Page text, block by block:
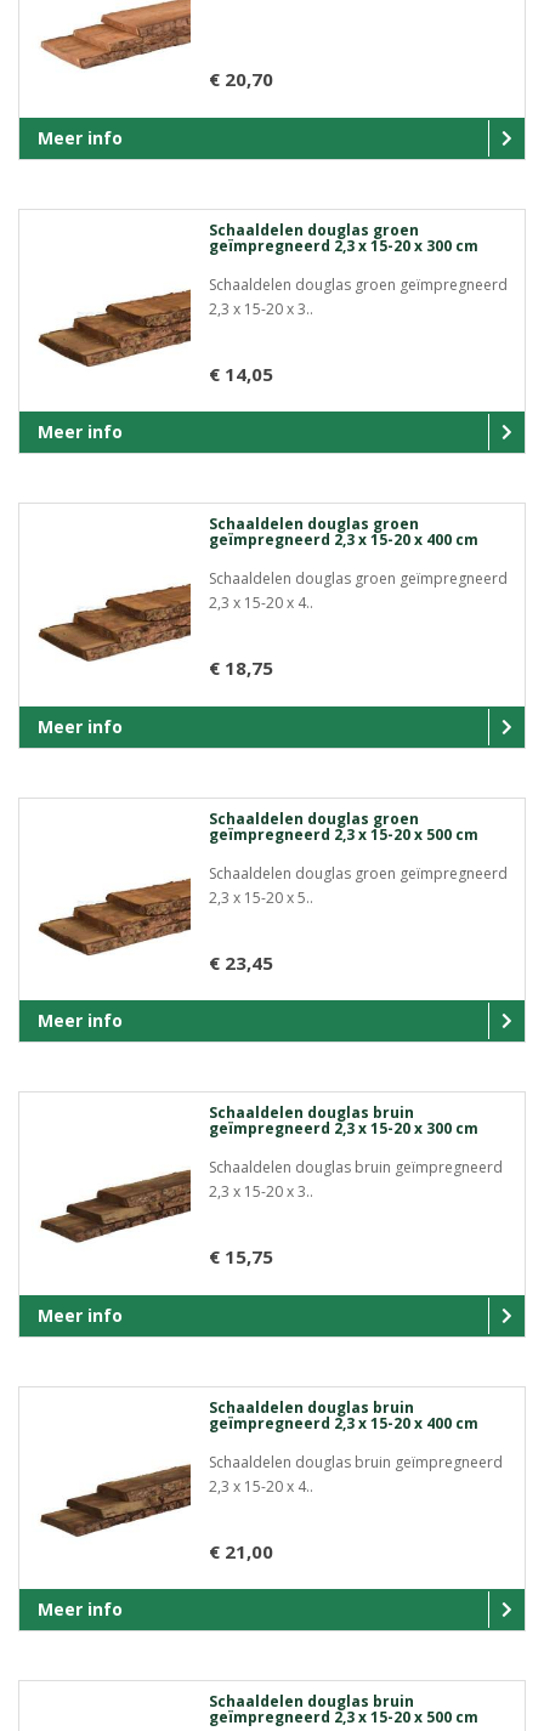
€ 20,70
Meer info
Schaaldelen douglas groen
geïmpregneerd 2,3 x 15-20 x 300 cm
Schaaldelen douglas groen geïmpregneerd
2,3 x 15-20 x 3..
€ 14,05
Meer info
Schaaldelen douglas groen
geïmpregneerd 2,3 x 15-20 x 400 cm
Schaaldelen douglas groen geïmpregneerd
2,3 x 15-20 x 4..
€ 18,75
Meer info
Schaaldelen douglas groen
geïmpregneerd 2,3 x 15-20 x 500 cm
Schaaldelen douglas groen geïmpregneerd
2,3 x 15-20 x 5..
€ 23,45
Meer info
Schaaldelen douglas bruin
geïmpregneerd 2,3 x 15-20 x 300 cm
Schaaldelen douglas bruin geïmpregneerd
2,3 x 15-20 x 3..
€ 15,75
Meer info
Schaaldelen douglas bruin
geïmpregneerd 2,3 x 15-20 x 400 cm
Schaaldelen douglas bruin geïmpregneerd
2,3 x 15-20 x 4..
€ 21,00
Meer info
Schaaldelen douglas bruin
geïmpregneerd 2,3 x 15-20 x 500 cm